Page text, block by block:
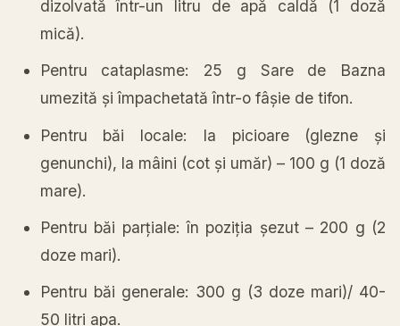
dizolvată într-un litru de apă caldă (1 doză
mică).
Pentru cataplasme: 25 g Sare de Bazna
umezită și împachetată într-o fâșie de tifon.
Pentru băi locale: la picioare (glezne și
genunchi), la mâini (cot și umăr) – 100 g (1 doză
mare).
Pentru băi parțiale: în poziția șezut – 200 g (2
doze mari).
Pentru băi generale: 300 g (3 doze mari)/ 40-
50 litri apa.